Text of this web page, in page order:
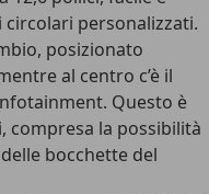
personalizzati.
posizionato
al centro c’è il
. Questo è
compresa la possibilità
bocchette del